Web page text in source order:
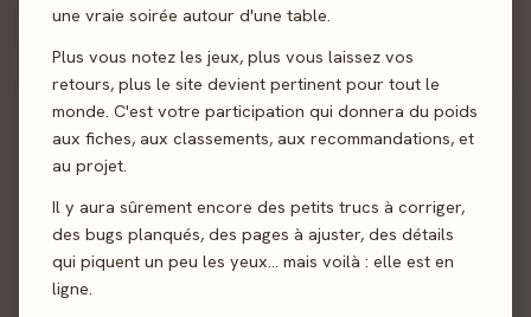
une vraie soirée autour d'une table.
Plus vous notez les jeux, plus vous laissez vos
retours, plus le site devient pertinent pour tout le
monde. C'est votre participation qui donnera du poids
aux fiches, aux classements, aux recommandations, et
au projet.
Il y aura sûrement encore des petits trucs à corriger,
des bugs planqués, des pages à ajuster, des détails
qui piquent un peu les yeux… mais voilà : elle est en
ligne.
Gestion de ressources Dés Dungeon Crawler
Sortie 5 juin 2026
Auteur
Illustration Nicolas Roblin·Paolo Di Stefano
Éditeur